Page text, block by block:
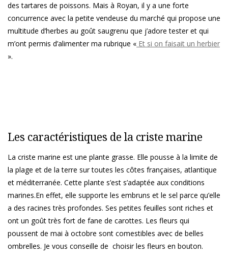
des tartares de poissons. Mais à Royan, il y a une forte
concurrence avec la petite vendeuse du marché qui propose une
multitude d’herbes au goût saugrenu que j’adore tester et qui
m’ont permis d’alimenter ma rubrique « Et si on faisait un herbier
».
Les caractéristiques de la criste marine
La criste marine est une plante grasse. Elle pousse à la limite de
la plage et de la terre sur toutes les côtes françaises, atlantique
et méditerranée. Cette plante s’est s’adaptée aux conditions
marines.En effet, elle supporte les embruns et le sel parce qu’elle
a des racines très profondes. Ses petites feuilles sont riches et
ont un goût très fort de fane de carottes. Les fleurs qui
poussent de mai à octobre sont comestibles avec de belles
ombrelles. Je vous conseille de choisir les fleurs en bouton.